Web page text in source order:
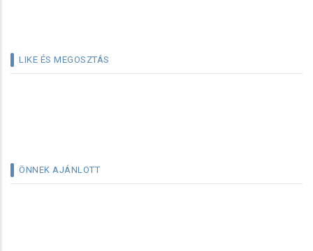
LIKE ÉS MEGOSZTÁS
ÖNNEK AJÁNLOTT